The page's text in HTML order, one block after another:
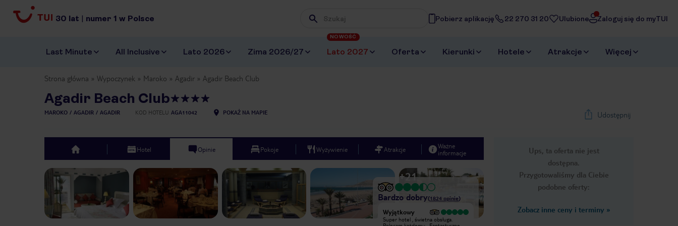
30 lat | numer 1 w Polsce Wpisz frazę, której szukasz
Pobierz aplikację 22 270 31 20 Ulubione Zaloguj się do myTUI
Last Minute All Inclusive Lato 2026 Zima 2026/27 Lato 2027
NOWOŚĆ
Oferta Kierunki Hotele Atrakcje Więcej
Strona główna Wypoczynek Maroko Agadir Agadir Beach Club
Agadir Beach Club
MAROKO AGADIR AGADIR KOD HOTELU AGA11042 POKAŻ NA MAPIE Udostępnij
Ups, ta oferta nie jest
dostępna.
Przygotowaliśmy dla Ciebie
podobne oferty:
Zobacz inne ceny i terminy »
top Hotel Opinie Pokoje Wyżywienie Atrakcje
Ważne
informacje
Previous slide Next slide
1/27
+21
Bardzo dobry(1824 opinie)
Bardzo dobry
W hotelu byliśmy w
Wyjątkowy
Super hotel , świetna obsługa.
Bardzo dobry